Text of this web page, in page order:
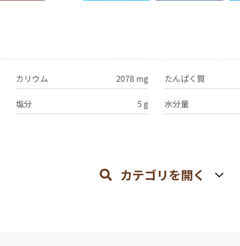
カリウム 2078 mg たんぱく質
塩分 5 g 水分量
カテゴリを開く